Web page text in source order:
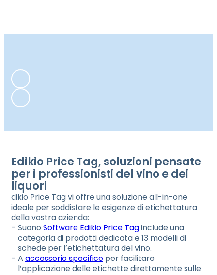
Edikio Price Tag, soluzioni pensate
per i professionisti del vino e dei
liquori
dikio Price Tag vi offre una soluzione all-in-one
ideale per soddisfare le esigenze di etichettatura
della vostra azienda:
Suono Software Edikio Price Taginclude una
categoria di prodotti dedicata e 13 modelli di
schede per l’etichettatura del vino.
A accessorio specifico per facilitare
l’applicazione delle etichette direttamente sulle